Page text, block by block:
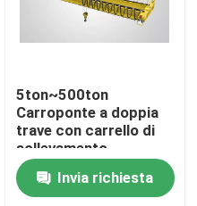
5ton~500ton
Carroponte a doppia
trave con carrello di
sollevamento
Invia richiesta